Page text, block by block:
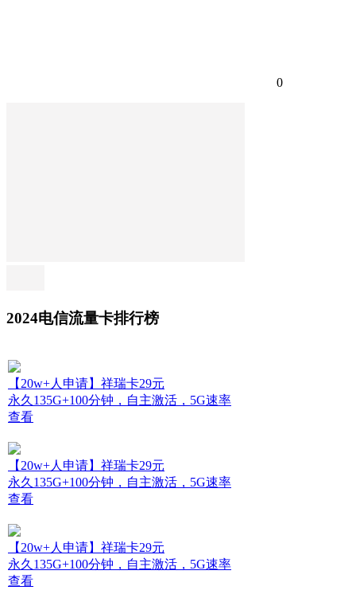
0
2024电信流量卡排行榜
【20w+人申请】祥瑞卡29元
永久135G+100分钟，自主激活，5G速率
查看
【20w+人申请】祥瑞卡29元
永久135G+100分钟，自主激活，5G速率
查看
【20w+人申请】祥瑞卡29元
永久135G+100分钟，自主激活，5G速率
查看